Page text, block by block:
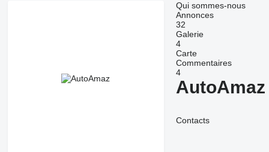
Qui sommes-nous
Annonces
32
Galerie
4
Carte
Commentaires
4
AutoAmaz
Contacts